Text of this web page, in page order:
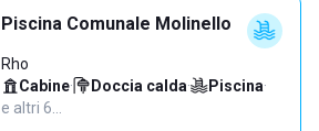
Piscina Comunale Molinello
Rho
Cabine· Doccia calda· Piscina·
e altri 6…